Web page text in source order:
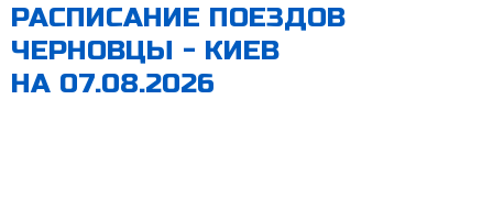
РАСПИСАНИЕ ПОЕЗДОВ
ЧЕРНОВЦЫ - КИЕВ
НА 07.08.2026